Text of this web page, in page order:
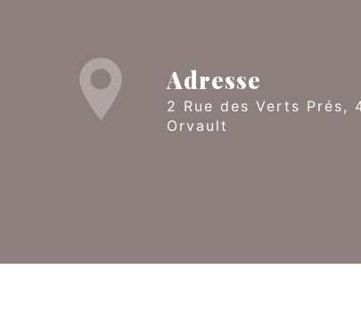
Adresse
2 Rue des Verts Prés, 44700
Orvault